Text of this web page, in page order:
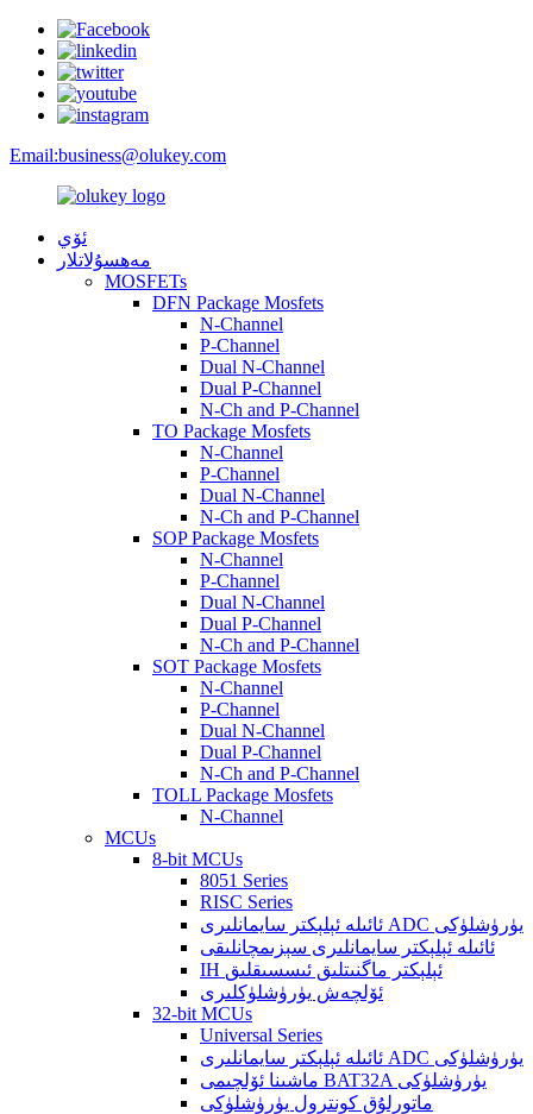
Email:business@olukey.com
ئۆي
مەھسۇلاتلار
MOSFETs
DFN Package Mosfets
N-Channel
P-Channel
Dual N-Channel
Dual P-Channel
N-Ch and P-Channel
TO Package Mosfets
N-Channel
P-Channel
Dual N-Channel
N-Ch and P-Channel
SOP Package Mosfets
N-Channel
P-Channel
Dual N-Channel
Dual P-Channel
N-Ch and P-Channel
SOT Package Mosfets
N-Channel
P-Channel
Dual N-Channel
Dual P-Channel
N-Ch and P-Channel
TOLL Package Mosfets
N-Channel
MCUs
8-bit MCUs
8051 Series
RISC Series
ئائىلە ئېلېكتر سايمانلىرى ADC يۈرۈشلۈكى
ئائىلە ئېلېكتر سايمانلىرى سېزىمچانلىقى
IH ئېلېكتر ماگنىتلىق ئىسسىقلىق
ئۆلچەش يۈرۈشلۈكلىرى
32-bit MCUs
Universal Series
ئائىلە ئېلېكتر سايمانلىرى ADC يۈرۈشلۈكى
ماشىنا ئۆلچىمى BAT32A يۈرۈشلۈكى
ماتورلۇق كونترول يۈرۈشلۈكى